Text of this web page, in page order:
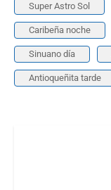
Super Astro Sol
Caribeña noche
Sinuano día
Antioqueñita tarde